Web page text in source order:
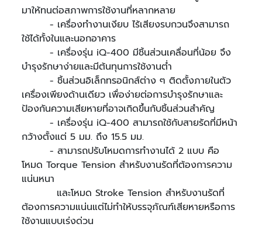
มาให้ทนต่อสภาพการใช้งานที่หลากหลาย
- เครื่องทำงานเงียบ ไร้เสียงรบกวนจึงสามารถ
ใช้ได้ทั้งในและนอกอาคาร
- เครื่องรุ่น iQ-400 มีชิ้นส่วนเคลื่อนที่น้อย จึง
บำรุงรักษาง่ายและมีต้นทุนการใช้งานต่ำ
- ชิ้นส่วนอิเล็กทรอนิกส์ต่าง ๆ ติดตั้งภายในตัว
เครื่องเพียงด้านเดียว เพื่อง่ายต่อการบำรุงรักษาและ
ป้องกันความเสียหายที่อาจเกิดขึ้นกับชิ้นส่วนสำคัญ
- เครื่องรุ่น iQ-400 สามารถใช้กับสายรัดที่มีหน้า
กว้างตั้งแต่ 5 มม. ถึง 15.5 มม.
- สามารถปรับโหมดการทำงานได้ 2 แบบ คือ
โหมด Torque Tension สำหรับงานรัดที่ต้องการความ
แน่นหนา
และโหมด Stroke Tension สำหรับงานรัดที่
ต้องการความแน่นแต่ไม่ทำให้บรรจุภัณฑ์เสียหายหรือการ
ใช้งานแบบเร่งด่วน